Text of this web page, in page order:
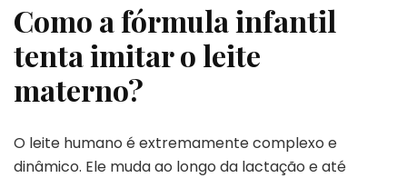
Como a fórmula infantil
tenta imitar o leite
materno?
O leite humano é extremamente complexo e
dinâmico. Ele muda ao longo da lactação e até